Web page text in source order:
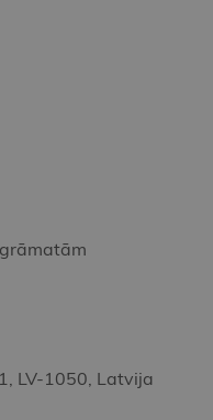
LV-1050, Latvija